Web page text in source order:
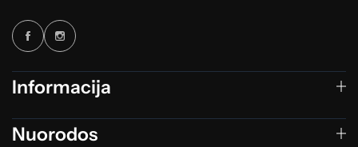
Informacija
Nuorodos